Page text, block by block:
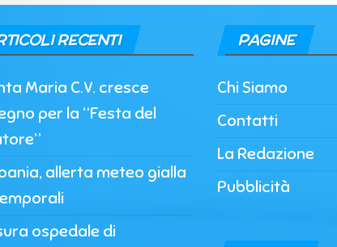
RECENTI
Maria C.V. cresce
per la “Festa del
allerta meteo gialla
ospedale di
PAGINE
Chi Siamo
Contatti
La Redazione
Pubblicità